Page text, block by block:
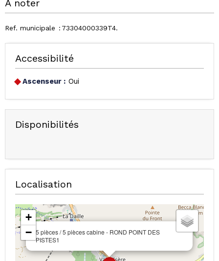
À noter
Ref. municipale 73304000339T4
Accessibilité
Ascenseur : Oui
Disponibilités
Localisation
5 pièces / 5 pièces cabine - ROND POINT DES
PISTES1
+
−